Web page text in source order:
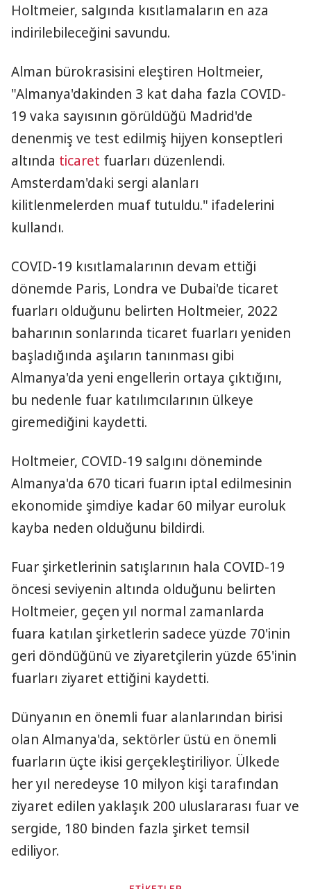
Holtmeier, salgında kısıtlamaların en aza
indirilebileceğini savundu.
Alman bürokrasisini eleştiren Holtmeier,
"Almanya'dakinden 3 kat daha fazla COVID-
19 vaka sayısının görüldüğü Madrid'de
denenmiş ve test edilmiş hijyen konseptleri
altında ticaret fuarları düzenlendi.
Amsterdam'daki sergi alanları
kilitlenmelerden muaf tutuldu." ifadelerini
kullandı.
COVID-19 kısıtlamalarının devam ettiği
dönemde Paris, Londra ve Dubai'de ticaret
fuarları olduğunu belirten Holtmeier, 2022
baharının sonlarında ticaret fuarları yeniden
başladığında aşıların tanınması gibi
Almanya'da yeni engellerin ortaya çıktığını,
bu nedenle fuar katılımcılarının ülkeye
giremediğini kaydetti.
Holtmeier, COVID-19 salgını döneminde
Almanya'da 670 ticari fuarın iptal edilmesinin
ekonomide şimdiye kadar 60 milyar euroluk
kayba neden olduğunu bildirdi.
Fuar şirketlerinin satışlarının hala COVID-19
öncesi seviyenin altında olduğunu belirten
Holtmeier, geçen yıl normal zamanlarda
fuara katılan şirketlerin sadece yüzde 70'inin
geri döndüğünü ve ziyaretçilerin yüzde 65'inin
fuarları ziyaret ettiğini kaydetti.
Dünyanın en önemli fuar alanlarından birisi
olan Almanya'da, sektörler üstü en önemli
fuarların üçte ikisi gerçekleştiriliyor. Ülkede
her yıl neredeyse 10 milyon kişi tarafından
ziyaret edilen yaklaşık 200 uluslararası fuar ve
sergide, 180 binden fazla şirket temsil
ediliyor.